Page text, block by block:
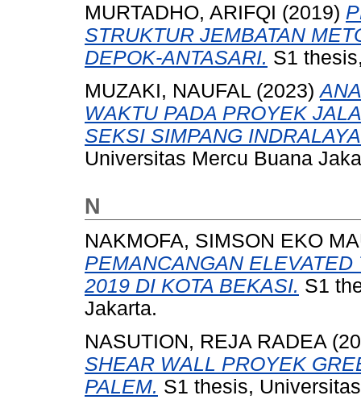
MURTADHO, ARIFQI (2019)
STRUKTUR JEMBATAN
DEPOK-ANTASARI. S1
MUZAKI, NAUFAL (2023)
WAKTU PADA PROYEK
SEKSI SIMPANG
Universitas Mercu Buana
N
NAKMOFA, SIMSON EKO
PEMANCANGAN
2019 DI KOTA BEKASI. S1
Jakarta.
NASUTION, REJA RADEA
SHEAR WALL PROYEK
PALEM. S1 thesis,